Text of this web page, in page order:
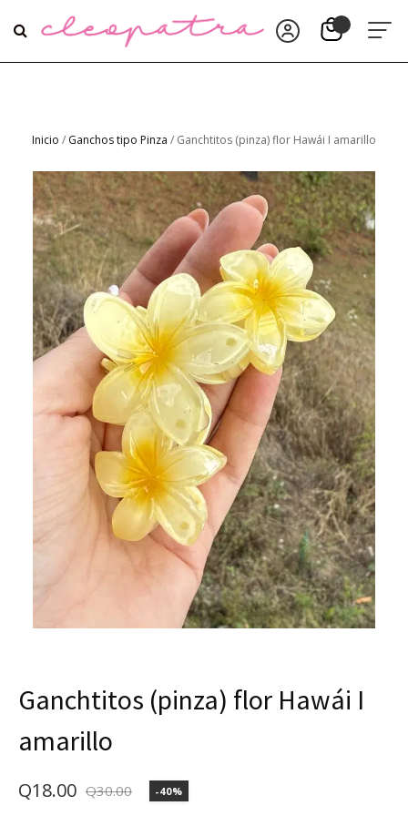
Inicio / Ganchos tipo Pinza / Ganchtitos (pinza) flor Hawái I amarillo
Ganchtitos (pinza) flor Hawái I
amarillo
Q30.00
El
Q18.00
El
-40%